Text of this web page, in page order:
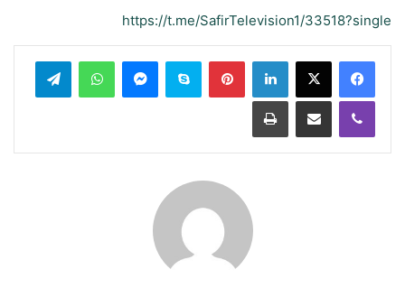
https://t.me/SafirTelevision1/33518?single
LinkedIn
Pinterest
Skype
Messenger
WhatsApp
Viber
Share via Email
Print